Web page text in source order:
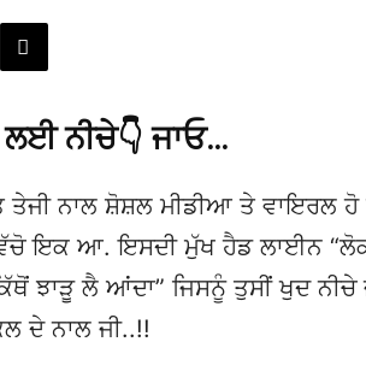
ਨੀਚੇ👇 ਜਾਓ…
ਨਾਲ ਸ਼ੋਸ਼ਲ ਮੀਡੀਆ ਤੇ ਵਾਇਰਲ ਹੋ
ਇਕ ਆ. ਇਸਦੀ ਮੁੱਖ ਹੈਡ ਲਾਈਨ
ਝਾੜੂ ਲੈ ਆਂਦਾ” ਜਿਸਨੂੰ ਤੁਸੀਂ ਖੁਦ
ਦੇ ਨਾਲ ਜੀ..!!